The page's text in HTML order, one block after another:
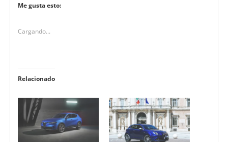
Me gusta esto:
Cargando...
Relacionado